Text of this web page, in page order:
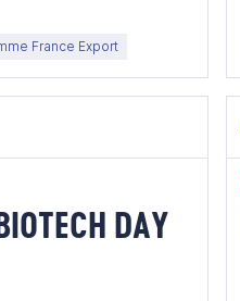
France Export
DAY